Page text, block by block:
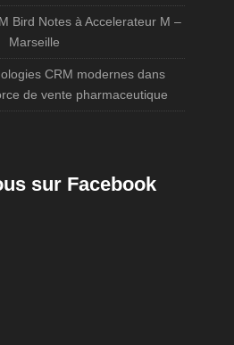
Bird Notes à Accelerateur M –
Marseille
CRM modernes dans
de vente pharmaceutique
sur Facebook